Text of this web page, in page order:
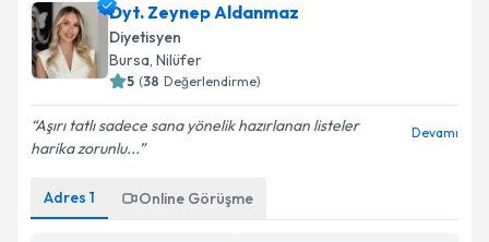
Dyt. Zeynep Aldanmaz
Diyetisyen
Bursa, Nilüfer
5 (38 Değerlendirme)
Aşırı tatlı sadece sana yönelik hazırlanan listeler
harika zorunlu...
Devamı
Adres 1 Online Görüşme